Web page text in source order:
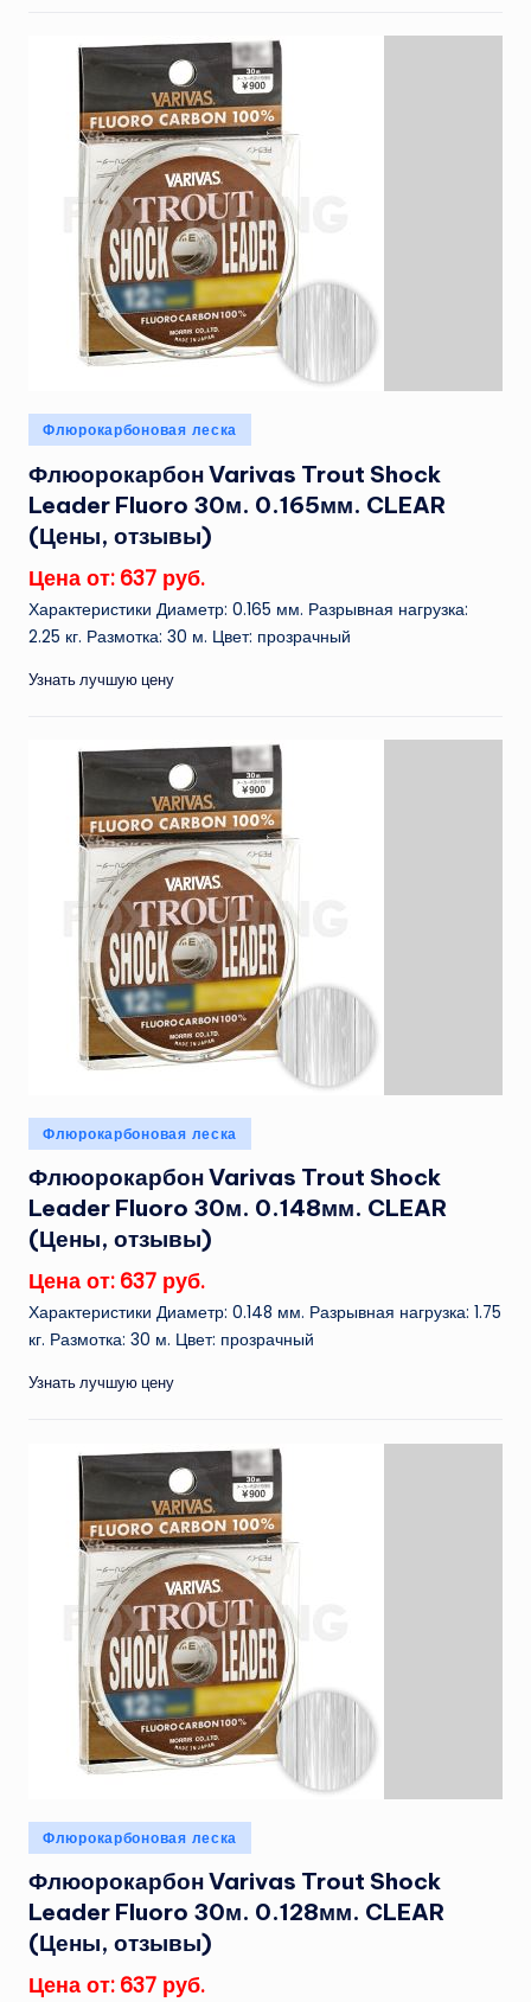
Опубликовано
в
Флюрокарбоновая леска
Флюорокарбон Varivas Trout Shock
Leader Fluoro 30м. 0.165мм. CLEAR
(Цены, отзывы)
Цена от: 637 руб.
Характеристики Диаметр: 0.165 мм. Разрывная нагрузка:
2.25 кг. Размотка: 30 м. Цвет: прозрачный
Узнать лучшую цену
Опубликовано
в
Флюрокарбоновая леска
Флюорокарбон Varivas Trout Shock
Leader Fluoro 30м. 0.148мм. CLEAR
(Цены, отзывы)
Цена от: 637 руб.
Характеристики Диаметр: 0.148 мм. Разрывная нагрузка: 1.75
кг. Размотка: 30 м. Цвет: прозрачный
Узнать лучшую цену
Опубликовано
в
Флюрокарбоновая леска
Флюорокарбон Varivas Trout Shock
Leader Fluoro 30м. 0.128мм. CLEAR
(Цены, отзывы)
Цена от: 637 руб.